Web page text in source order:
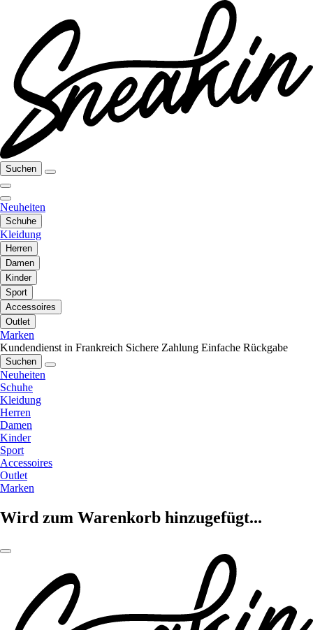
Suchen
Neuheiten
Schuhe
Kleidung
Herren
Damen
Kinder
Sport
Accessoires
Outlet
Marken
Kundendienst in Frankreich Sichere Zahlung Einfache Rückgabe
Suchen
Neuheiten
Schuhe
Kleidung
Herren
Damen
Kinder
Sport
Accessoires
Outlet
Marken
Wird zum Warenkorb hinzugefügt...